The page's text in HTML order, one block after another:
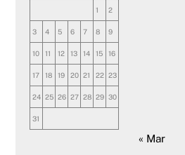
1 2
3 4 5 6 7 8 9
10 11 12 13 14 15 16
17 18 19 20 21 22 23
24 25 26 27 28 29 30
31
« Mar